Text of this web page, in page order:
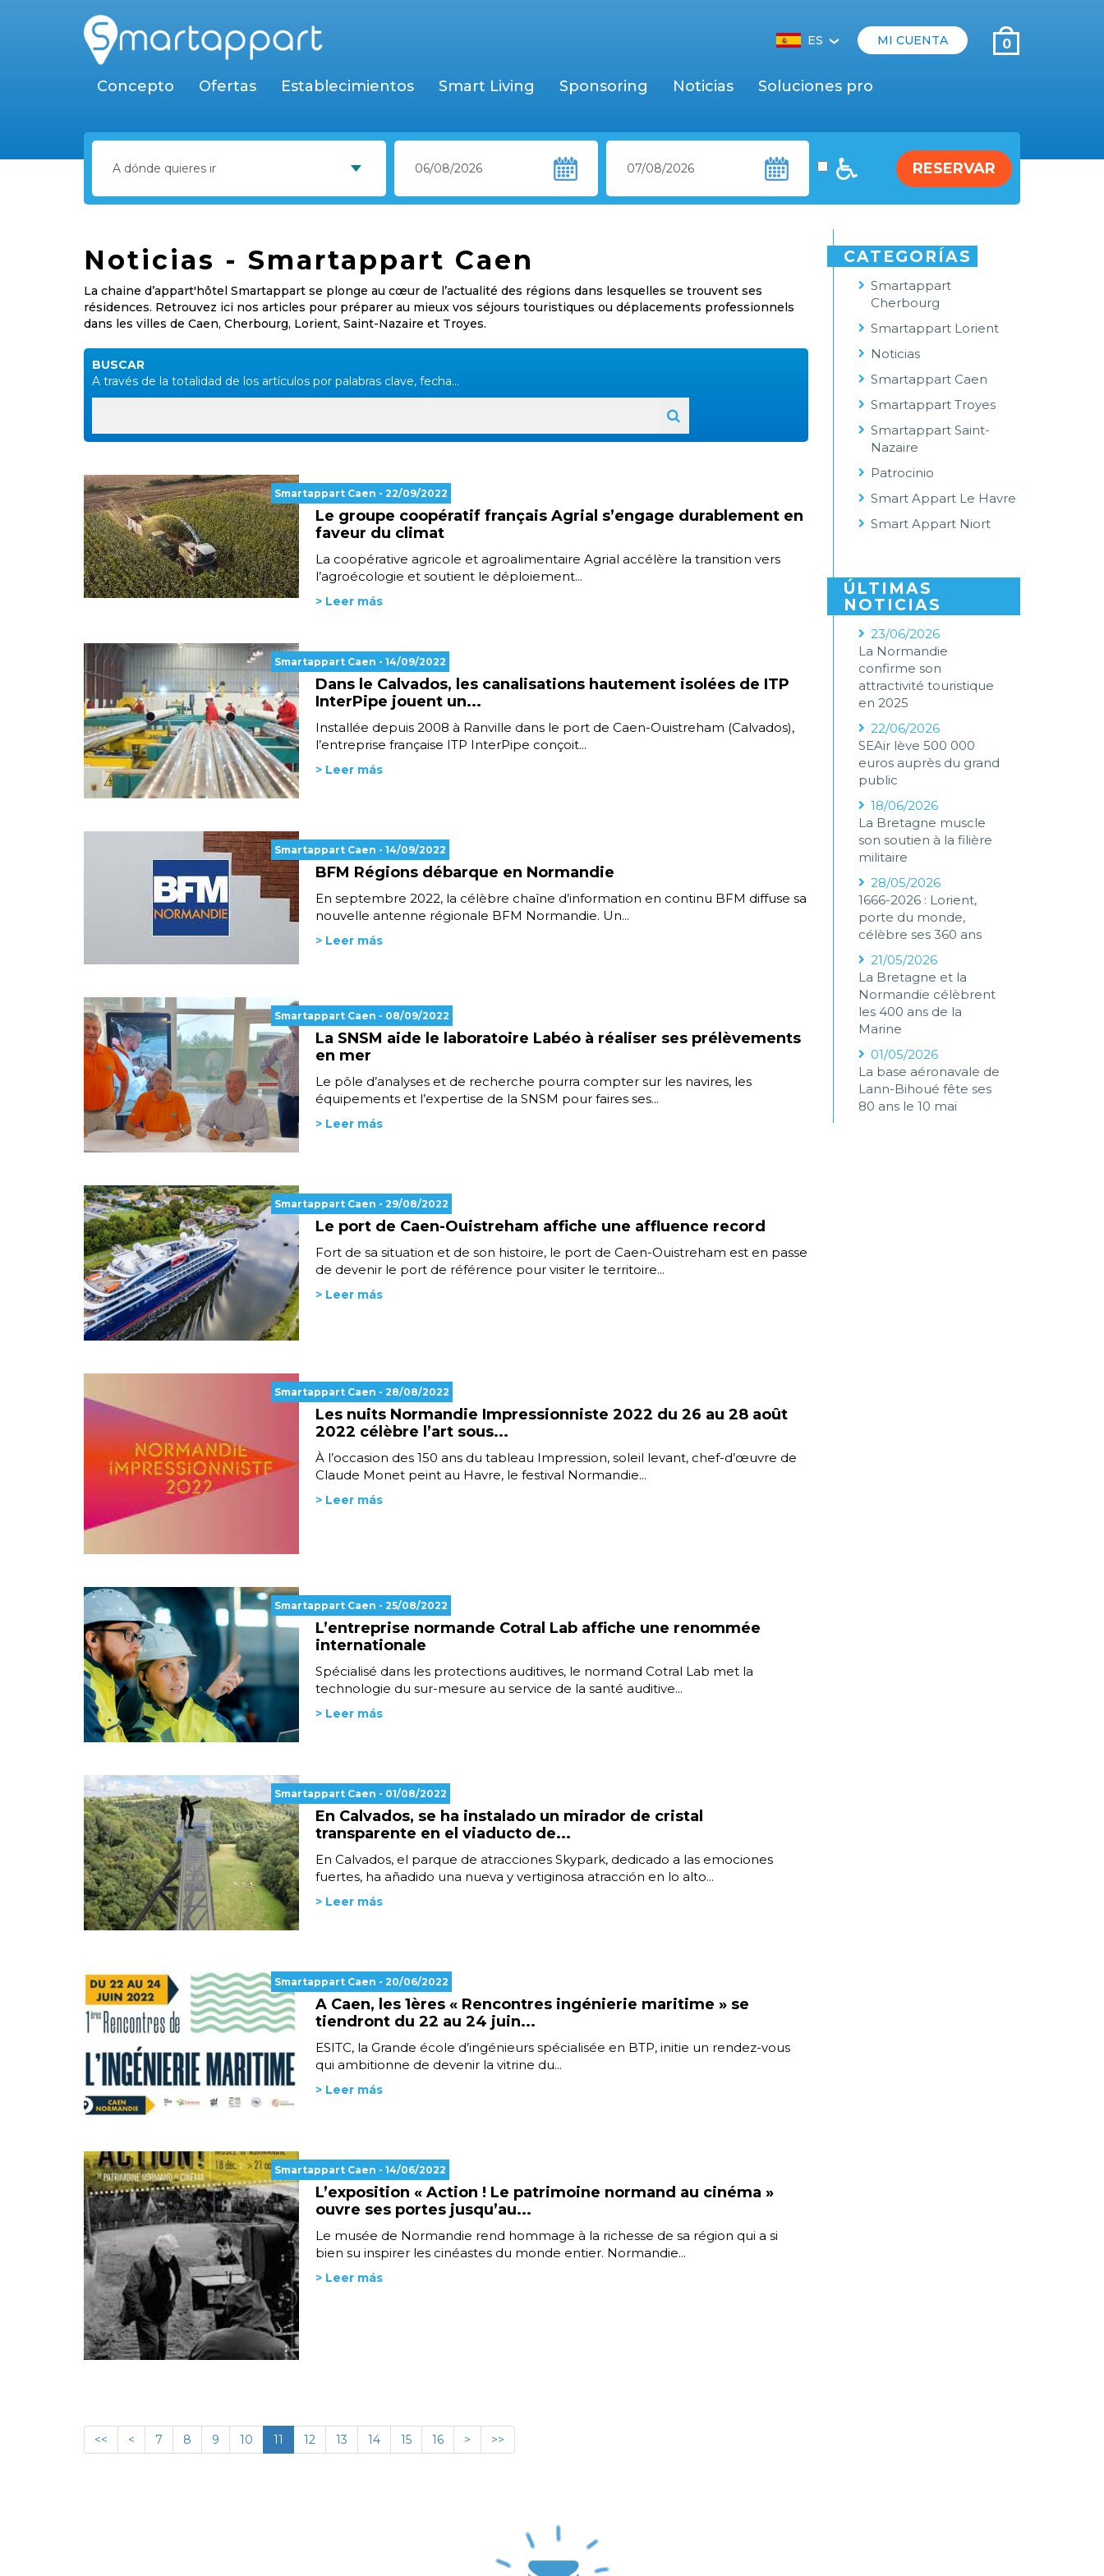
ES‹ MI CUENTA 0
Concepto Ofertas Establecimientos Smart Living Sponsoring Noticias Soluciones pro
RESERVAR
Noticias - Smartappart Caen
La chaine d’appart'hôtel Smartappart se plonge au cœur de l’actualité des régions dans lesquelles se trouvent ses
résidences. Retrouvez ici nos articles pour préparer au mieux vos séjours touristiques ou déplacements professionnels
dans les villes de Caen, Cherbourg, Lorient, Saint-Nazaire et Troyes.
BUSCAR
A través de la totalidad de los artículos por palabras clave, fecha...
Smartappart Caen - 22/09/2022
Le groupe coopératif français Agrial s’engage durablement en
faveur du climat
La coopérative agricole et agroalimentaire Agrial accélère la transition vers
l’agroécologie et soutient le déploiement...
> Leer más
Smartappart Caen - 14/09/2022
Dans le Calvados, les canalisations hautement isolées de ITP
InterPipe jouent un...
Installée depuis 2008 à Ranville dans le port de Caen-Ouistreham (Calvados),
l’entreprise française ITP InterPipe conçoit...
> Leer más
Smartappart Caen - 14/09/2022
BFM Régions débarque en Normandie
En septembre 2022, la célèbre chaîne d’information en continu BFM diffuse sa
nouvelle antenne régionale BFM Normandie. Un...
> Leer más
Smartappart Caen - 08/09/2022
La SNSM aide le laboratoire Labéo à réaliser ses prélèvements
en mer
Le pôle d’analyses et de recherche pourra compter sur les navires, les
équipements et l’expertise de la SNSM pour faires ses...
> Leer más
Smartappart Caen - 29/08/2022
Le port de Caen-Ouistreham affiche une affluence record
Fort de sa situation et de son histoire, le port de Caen-Ouistreham est en passe
de devenir le port de référence pour visiter le territoire...
> Leer más
Smartappart Caen - 28/08/2022
Les nuits Normandie Impressionniste 2022 du 26 au 28 août
2022 célèbre l’art sous...
À l’occasion des 150 ans du tableau Impression, soleil levant, chef-d’œuvre de
Claude Monet peint au Havre, le festival Normandie...
> Leer más
Smartappart Caen - 25/08/2022
L’entreprise normande Cotral Lab affiche une renommée
internationale
Spécialisé dans les protections auditives, le normand Cotral Lab met la
technologie du sur-mesure au service de la santé auditive...
> Leer más
Smartappart Caen - 01/08/2022
En Calvados, se ha instalado un mirador de cristal
transparente en el viaducto de...
En Calvados, el parque de atracciones Skypark, dedicado a las emociones
fuertes, ha añadido una nueva y vertiginosa atracción en lo alto...
> Leer más
Smartappart Caen - 20/06/2022
A Caen, les 1ères « Rencontres ingénierie maritime » se
tiendront du 22 au 24 juin...
ESITC, la Grande école d’ingénieurs spécialisée en BTP, initie un rendez-vous
qui ambitionne de devenir la vitrine du...
> Leer más
Smartappart Caen - 14/06/2022
L’exposition « Action ! Le patrimoine normand au cinéma »
ouvre ses portes jusqu’au...
Le musée de Normandie rend hommage à la richesse de sa région qui a si
bien su inspirer les cinéastes du monde entier. Normandie...
> Leer más
<< < 7 8 9 10 11 12 13 14 15 16 > >>
CATEGORÍAS
Smartappart
Cherbourg
Smartappart Lorient
Noticias
Smartappart Caen
Smartappart Troyes
Smartappart Saint-
Nazaire
Patrocinio
Smart Appart Le Havre
Smart Appart Niort
ÚLTIMAS
NOTICIAS
23/06/2026
La Normandie
confirme son
attractivité touristique
en 2025
22/06/2026
SEAir lève 500 000
euros auprès du grand
public
18/06/2026
La Bretagne muscle
son soutien à la filière
militaire
28/05/2026
1666-2026 : Lorient,
porte du monde,
célèbre ses 360 ans
21/05/2026
La Bretagne et la
Normandie célèbrent
les 400 ans de la
Marine
01/05/2026
La base aéronavale de
Lann-Bihoué fête ses
80 ans le 10 mai